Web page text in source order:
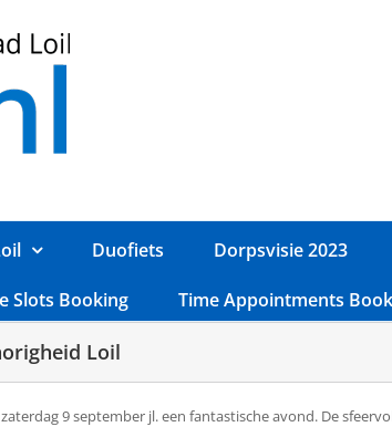
Duofiets Dorpsvisie 2023
Slots Booking Time Appointments
Loil
9 september jl. een fantastische avond. De